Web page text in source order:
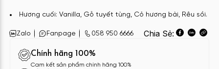
Hương cuối: Vanilla, Gỗ tuyết tùng, Cỏ hương bài, Rêu sồi.
Zalo Fanpage 058 950 6666 Chia Sẻ:
Chính hãng 100%
Cam kết sản phẩm chính hãng 100%